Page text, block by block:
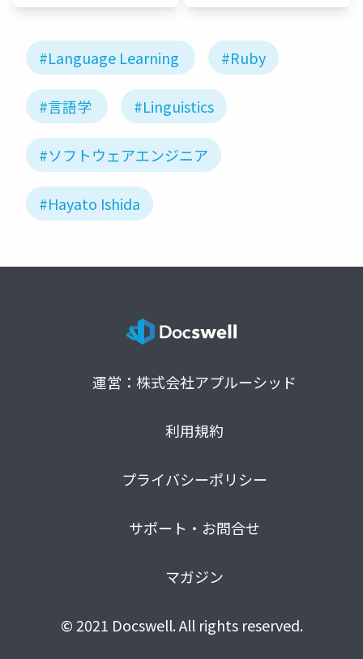
#Language Learning #Ruby
#言語学 #Linguistics
#ソフトウェアエンジニア
#Hayato Ishida
運営：株式会社アプルーシッド
利用規約
プライバシーポリシー
サポート・お問合せ
マガジン
© 2021 Docswell. All rights reserved.